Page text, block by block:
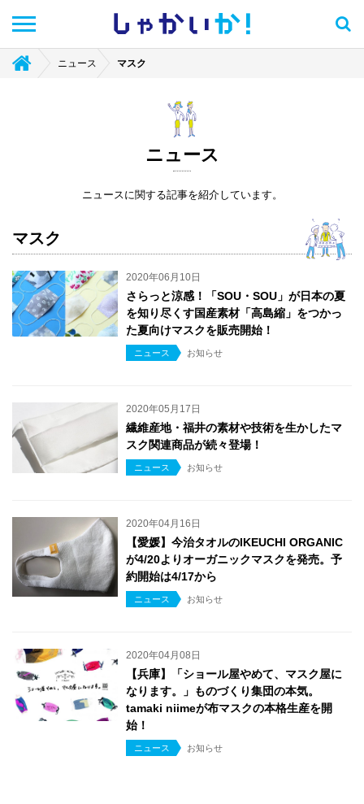
しゃかい か！
ニュース マスク
ニュース
ニュースに関する記事を紹介しています。
マスク
2020年06月10日
さらっと涼感！「SOU・SOU」が日本の夏
を知り尽くす国産素材「高島縮」をつかっ
た夏向けマスクを販売開始！
ニュース お知らせ
2020年05月17日
繊維産地・福井の素材や技術を生かしたマ
スク関連商品が続々登場！
ニュース お知らせ
2020年04月16日
【愛媛】今治タオルのIKEUCHI ORGANIC
が4/20よりオーガニックマスクを発売。予
約開始は4/17から
ニュース お知らせ
2020年04月08日
【兵庫】「ショール屋やめて、マスク屋に
なります。」ものづくり集団の本気。
tamaki niimeが布マスクの本格生産を開
始！
ニュース お知らせ